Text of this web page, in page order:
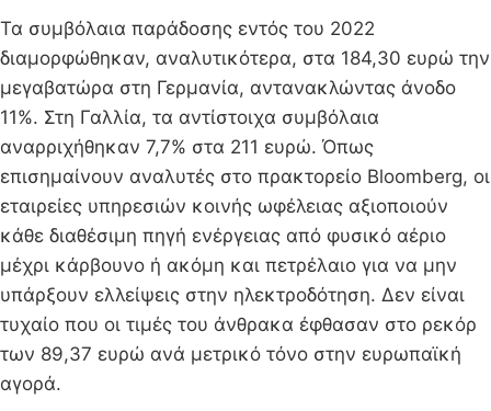
Τα συμβόλαια παράδοσης εντός του 2022
διαμορφώθηκαν, αναλυτικότερα, στα 184,30 ευρώ την
μεγαβατώρα στη Γερμανία, αντανακλώντας άνοδο
11%. Στη Γαλλία, τα αντίστοιχα συμβόλαια
αναρριχήθηκαν 7,7% στα 211 ευρώ. Όπως
επισημαίνουν αναλυτές στο πρακτορείο Bloomberg, οι
εταιρείες υπηρεσιών κοινής ωφέλειας αξιοποιούν
κάθε διαθέσιμη πηγή ενέργειας από φυσικό αέριο
μέχρι κάρβουνο ή ακόμη και πετρέλαιο για να μην
υπάρξουν ελλείψεις στην ηλεκτροδότηση. Δεν είναι
τυχαίο που οι τιμές του άνθρακα έφθασαν στο ρεκόρ
των 89,37 ευρώ ανά μετρικό τόνο στην ευρωπαϊκή
αγορά.